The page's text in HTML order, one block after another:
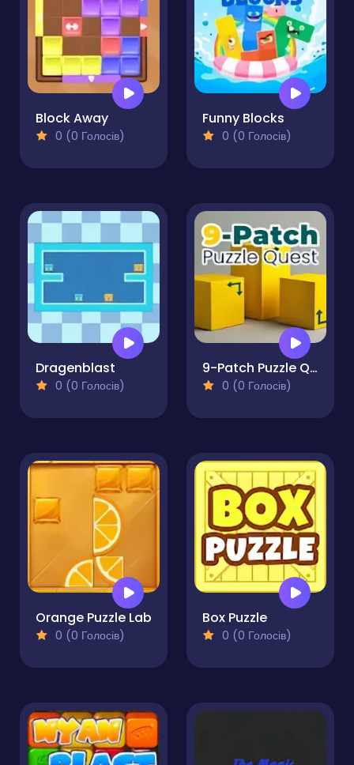
Block Away
0 (0 Голосів)
Funny Blocks
0 (0 Голосів)
Dragenblast
0 (0 Голосів)
9-Patch Puzzle Quest
0 (0 Голосів)
Orange Puzzle Lab
0 (0 Голосів)
Box Puzzle
0 (0 Голосів)